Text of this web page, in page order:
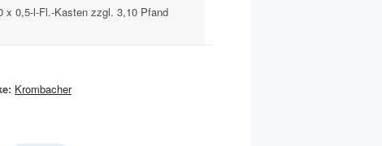
x 0,5-l-Fl.-Kasten zzgl. 3,10 Pfand
Krombacher